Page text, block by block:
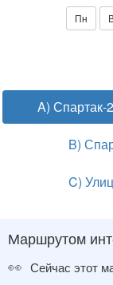
Пн
A)
B)
C)
Маршрутом
👀 Сейчас этот